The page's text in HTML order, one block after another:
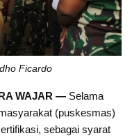
Ficardo
WAJAR — Selama
(puskesmas)
sebagai syarat